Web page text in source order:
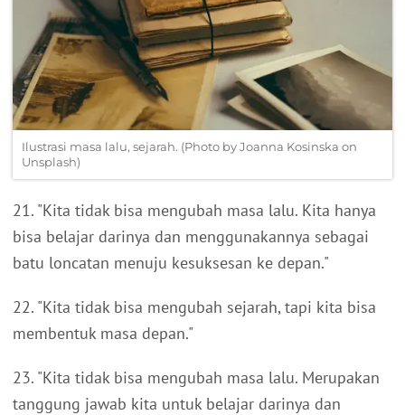
Ilustrasi masa lalu, sejarah. (Photo by Joanna Kosinska on
Unsplash)
21. "Kita tidak bisa mengubah masa lalu. Kita hanya
bisa belajar darinya dan menggunakannya sebagai
batu loncatan menuju kesuksesan ke depan."
22. "Kita tidak bisa mengubah sejarah, tapi kita bisa
membentuk masa depan."
23. "Kita tidak bisa mengubah masa lalu. Merupakan
tanggung jawab kita untuk belajar darinya dan